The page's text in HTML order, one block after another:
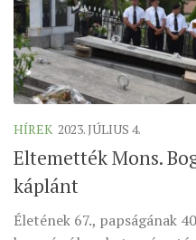
EGYHÁZI
EGYHÁZMEGYEI
LELKIPÁSZTOROK
SZERZETESRENDEK
IN MEMORIAM
PLÉBÁNIÁK
KÖZPONTI ESPERESSÉG
HÍREK 2023. JÚLIUS 4.
Eltemették Mons.
káplánt
Életének 67., papságának